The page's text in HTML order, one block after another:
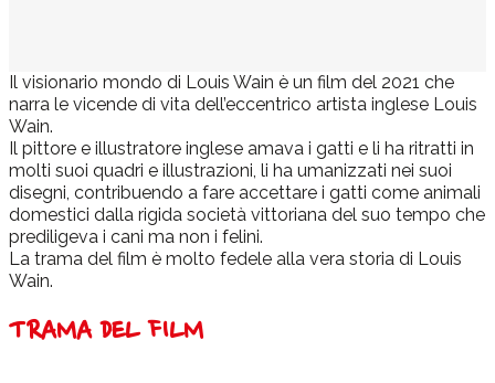
Il visionario mondo di Louis Wain è un film del 2021 che
narra le vicende di vita dell’eccentrico artista inglese Louis
Wain.
Il pittore e illustratore inglese amava i gatti e li ha ritratti in
molti suoi quadri e illustrazioni, li ha umanizzati nei suoi
disegni, contribuendo a fare accettare i gatti come animali
domestici dalla rigida società vittoriana del suo tempo che
prediligeva i cani ma non i felini.
La trama del film è molto fedele alla vera storia di Louis
Wain.
TRAMA DEL FILM